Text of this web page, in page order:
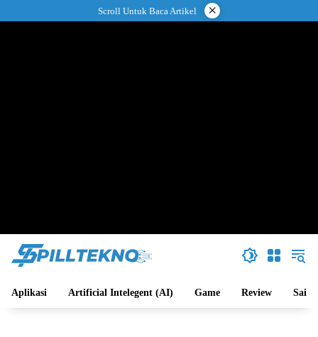
ke
Scroll Untuk Baca Artikel ×
Aplikasi Artificial Intelegent (AI) Game Review Sains